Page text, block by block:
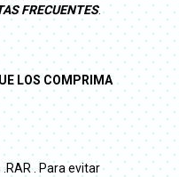
FRECUENTES.
LOS COMPRIMA
. Para evitar